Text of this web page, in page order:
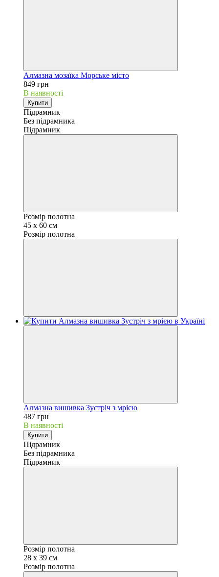
Алмазна мозаїка Морське місто
849 грн
В наявності
Купити
Підрамник
Без підрамника
Підрамник
Розмір полотна
45 х 60 см
Розмір полотна
Алмазна вишивка Зустріч з мрією
487 грн
В наявності
Купити
Підрамник
Без підрамника
Підрамник
Розмір полотна
28 х 39 см
Розмір полотна